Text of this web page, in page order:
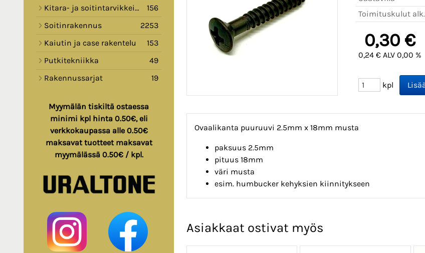
Kitara- ja soitintarvikkeita
156
Soitinrakennus
2253
Kaiutin ja case rakentelu
153
Putkitekniikka
49
Rakennussarjat
19
Myymälän tiskiltä ostaessa
minimi kpl hinta 0.50€, eli
verkkokaupassa alle 0.50€
maksavat tuotteet maksavat
myymälässä 0.50€ / kpl.
Toimituskulut alk.
0,30 €
0,24 € ALV 0,00 %
kpl
Ovaalikanta puuruuvi 2.5mm x 18mm musta
paksuus 2.5mm
pituus 18mm
väri musta
esim. humbucker kehyksien kiinnitykseen
Asiakkaat ostivat myös